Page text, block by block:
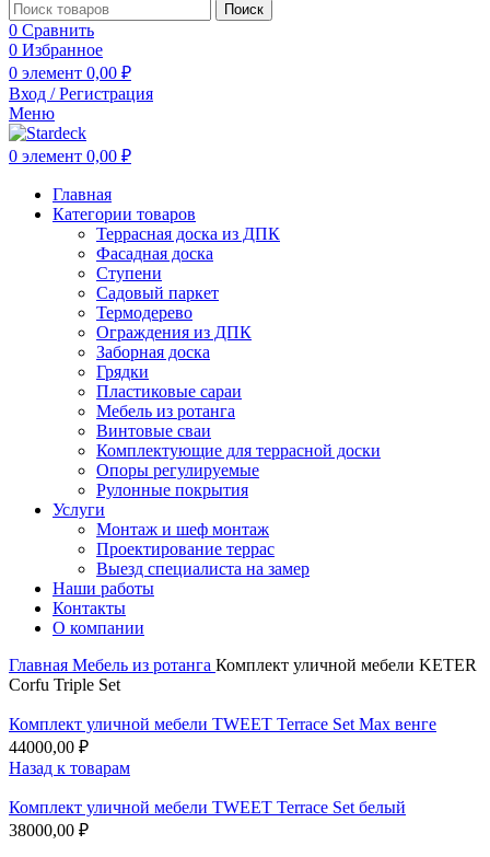
Поиск
0 Сравнить
0 Избранное
0 элемент 0,00 ₽
Вход / Регистрация
Меню
0 элемент 0,00 ₽
Главная
Категории товаров
Террасная доска из ДПК
Фасадная доска
Ступени
Садовый паркет
Термодерево
Ограждения из ДПК
Заборная доска
Грядки
Пластиковые сараи
Мебель из ротанга
Винтовые сваи
Комплектующие для террасной доски
Опоры регулируемые
Рулонные покрытия
Услуги
Монтаж и шеф монтаж
Проектирование террас
Выезд специалиста на замер
Наши работы
Контакты
О компании
Главная Мебель из ротанга Комплект уличной мебели KETER
Corfu Triple Set
Комплект уличной мебели TWEET Terrace Set Max венге
44000,00 ₽
Назад к товарам
Комплект уличной мебели TWEET Terrace Set белый
38000,00 ₽